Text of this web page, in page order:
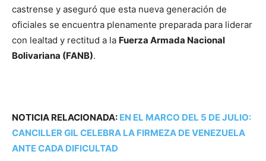
castrense y aseguró que esta nueva generación de
oficiales se encuentra plenamente preparada para liderar
con lealtad y rectitud a la Fuerza Armada Nacional
Bolivariana (FANB).
NOTICIA RELACIONADA: EN EL MARCO DEL 5 DE JULIO:
CANCILLER GIL CELEBRA LA FIRMEZA DE VENEZUELA
ANTE CADA DIFICULTAD